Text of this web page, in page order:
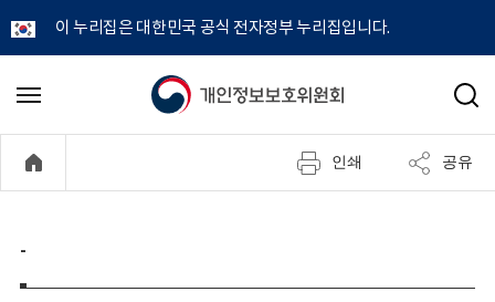
이 누리집은 대한민국 공식 전자정부 누리집입니다.
개
정
메
기
검
인쇄 공유
-